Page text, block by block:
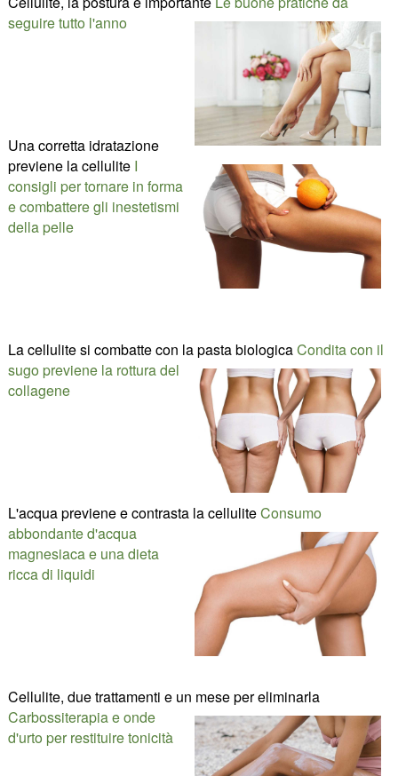
seguire tutto l'anno
Una corretta idratazione
previene la cellulite I
consigli per tornare in forma
e combattere gli inestetismi
della pelle
La cellulite si combatte con la pasta biologicaCondita con il
sugo previene la rottura del
collagene
L'acqua previene e contrasta la celluliteConsumo
abbondante d'acqua
magnesiaca e una dieta
ricca di liquidi
Cellulite, due trattamenti e un mese per eliminarla
Carbossiterapia e onde
d'urto per restituire tonicità